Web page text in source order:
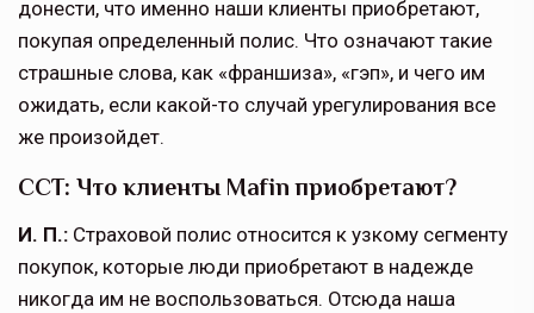
донести, что именно наши клиенты приобретают,
покупая определенный полис. Что означают такие
страшные слова, как «франшиза», «гэп», и чего им
ожидать, если какой-то случай урегулирования все
же произойдет.
ССТ: Что клиенты Mafin приобретают?
И. П.: Страховой полис относится к узкому сегменту
покупок, которые люди приобретают в надежде
никогда им не воспользоваться. Отсюда наша